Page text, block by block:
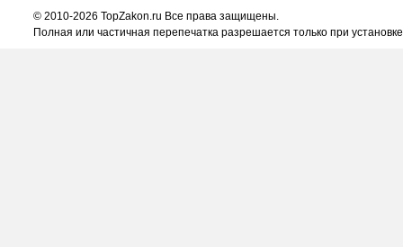
© 2010-2026 TopZakon.ru Все права защищены.
Полная или частичная перепечатка разрешается только при